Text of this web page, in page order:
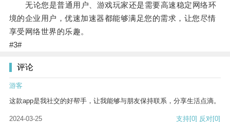
无论您是普通用户、游戏玩家还是需要高速稳定网络环
境的企业用户，优速加速器都能够满足您的需求，让您尽情
享受网络世界的乐趣。
#3#
评论
游客
这款app是我社交的好帮手，让我能够与朋友保持联系，分享生活点滴。
2024-03-25 支持[0] 反对[0]